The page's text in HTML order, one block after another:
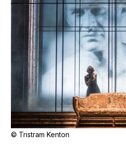
© Tristram Kenton